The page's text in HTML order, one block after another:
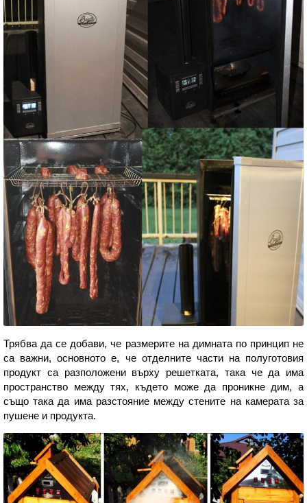
Трябва да се добави, че размерите на димната по принцип не
са важни, основното е, че отделните части на полуготовия
продукт са разположени върху решетката, така че да има
пространство между тях, където може да проникне дим, а
също така да има разстояние между стените на камерата за
пушене и продукта.